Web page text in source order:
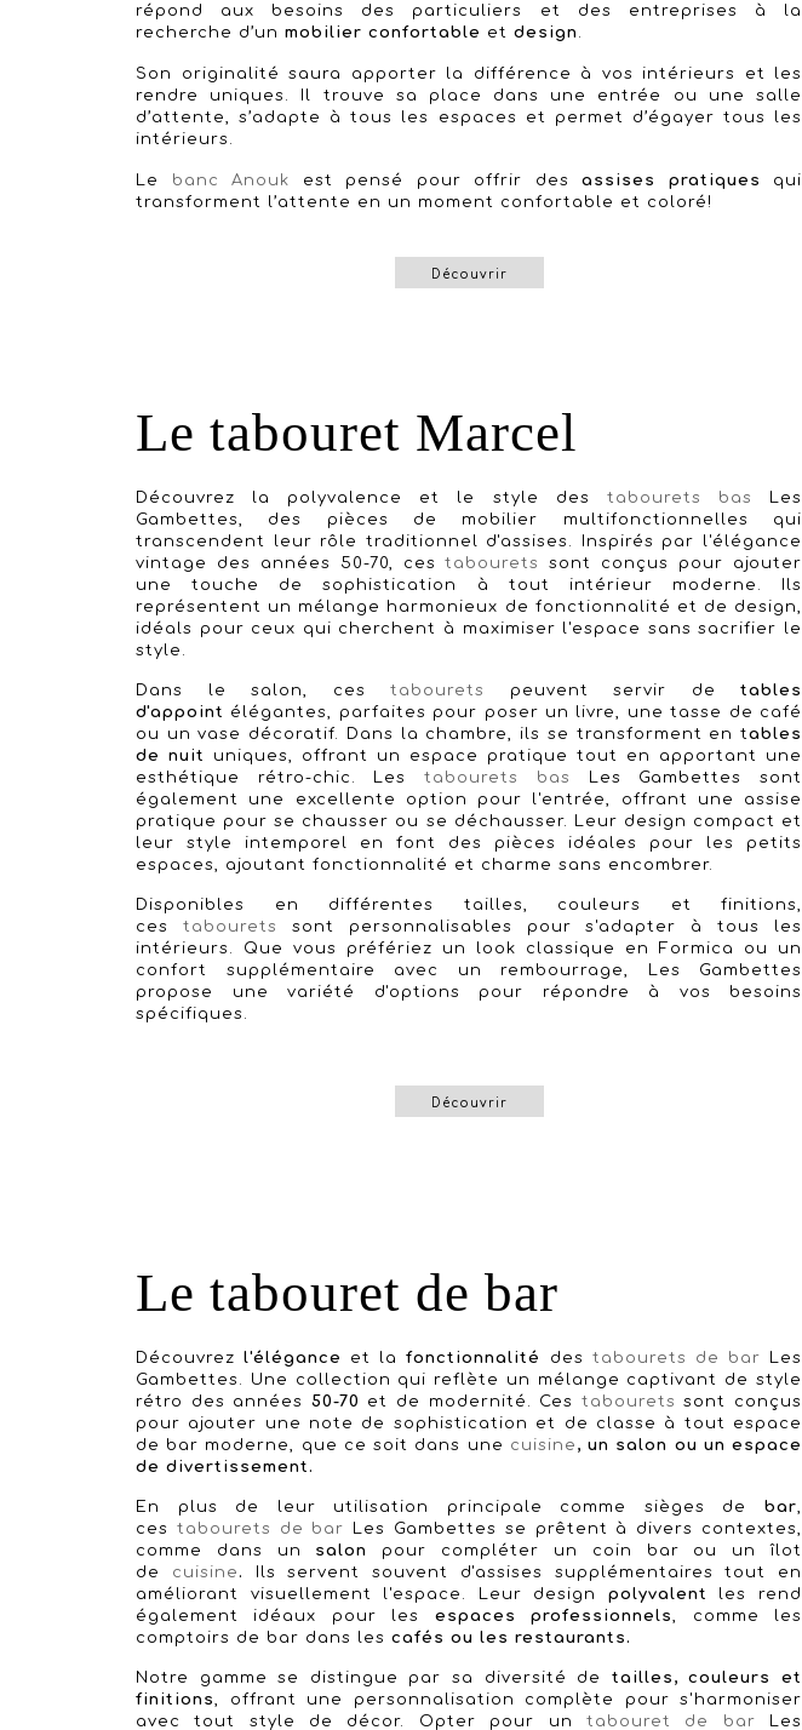
répond aux besoins des particuliers et des entreprises à la
recherche d’un mobilier confortable et design .
Son originalité saura apporter la différence à vos intérieurs et les
rendre uniques. Il trouve sa place dans une entrée ou une salle
d’attente, s’adapte à tous les espaces et permet d’égayer tous les
intérieurs.
Le banc Anouk est pensé pour offrir des assises pratiques
qui
transforment l’attente en un moment confortable et coloré!
Découvrir
Le tabouret Marcel
Découvrez la polyvalence et le style des tabourets bas
Les
Gambettes, des pièces de mobilier multifonctionnelles qui
transcendent leur rôle traditionnel d'assises. Inspirés par l'élégance
vintage des années 50-70, cestabourets
sont conçus pour ajouter
une touche de sophistication à tout intérieur moderne. Ils
représentent un mélange harmonieux de fonctionnalité et de design,
idéals pour ceux qui cherchent à maximiser l'espace sans sacrifier le
style.
Dans le salon, ces tabourets peuvent servir de tables
d'appoint élégantes, parfaites pour poser un livre, une tasse de café
ou un vase décoratif. Dans la chambre, ils se transforment en tables
de nuit
uniques, offrant un espace pratique tout en apportant une
esthétique rétro-chic. Lestabourets bas
Les Gambettes sont
également une excellente option pour l'entrée, offrant une assise
pratique pour se chausser ou se déchausser. Leur design compact et
leur style intemporel en font des pièces idéales pour les petits
espaces, ajoutant fonctionnalité et charme sans encombrer.
Disponibles en différentes tailles, couleurs et finitions,
ces tabourets
sont personnalisables pour s'adapter à tous les
intérieurs. Que vous préfériez un look classique en Formica ou un
confort supplémentaire avec un rembourrage, Les Gambettes
propose une variété d'options pour répondre à vos besoins
spécifiques.
Découvrir
Le tabouret de bar
Découvrezl'élégance et lafonctionnalité des tabourets de bar Les
Gambettes. Une collection qui reflète un mélange captivant de style
rétro des années 50-70 et de modernité. Ces tabourets sont conçus
pour ajouter une note de sophistication et de classe à tout espace
de bar moderne, que ce soit dans une cuisine , un salon ou un espace
de divertissement.
En plus de leur utilisation principale comme sièges de bar
ces tabourets de bar
Les Gambettes se prêtent à divers contextes,
comme dans un
salon
pour compléter un coin bar ou un îlot
de cuisine .
Ils servent souvent d'assises supplémentaires tout en
améliorant visuellement l'espace. Leur design polyvalent
les rend
également idéaux pour les espaces professionnels
, comme les
comptoirs de bar dans les cafés ou les restaurants.
Notre gamme se distingue par sa diversité de tailles, couleurs et
finitions
, offrant une personnalisation complète pour s'harmoniser
avec tout style de décor. Opter pour un tabouret de bar Les